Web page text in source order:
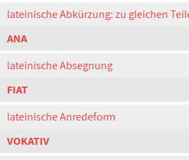
lateinische Abkürzung: zu gleichen
ANA
lateinische Absegnung
FIAT
lateinische Anredeform
VOKATIV